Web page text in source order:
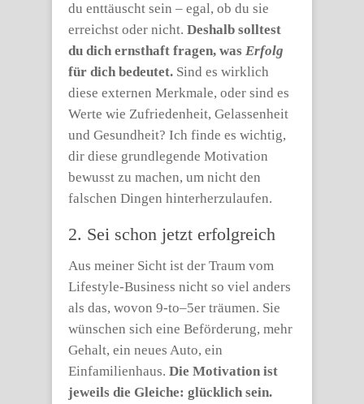
du enttäuscht sein – egal, ob du sie
erreichst oder nicht. Deshalb solltest
du dich ernsthaft fragen, was Erfolg
für dich bedeutet. Sind es wirklich
diese externen Merkmale, oder sind es
Werte wie Zufriedenheit, Gelassenheit
und Gesundheit? Ich finde es wichtig,
dir diese grundlegende Motivation
bewusst zu machen, um nicht den
falschen Dingen hinterherzulaufen.
2. Sei schon jetzt erfolgreich
Aus meiner Sicht ist der Traum vom
Lifestyle-Business nicht so viel anders
als das, wovon 9-to–5er träumen. Sie
wünschen sich eine Beförderung, mehr
Gehalt, ein neues Auto, ein
Einfamilienhaus. Die Motivation ist
jeweils die Gleiche: glücklich sein.